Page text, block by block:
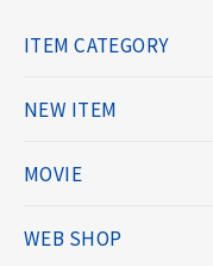
ITEM CATEGORY
NEW ITEM
MOVIE
WEB SHOP